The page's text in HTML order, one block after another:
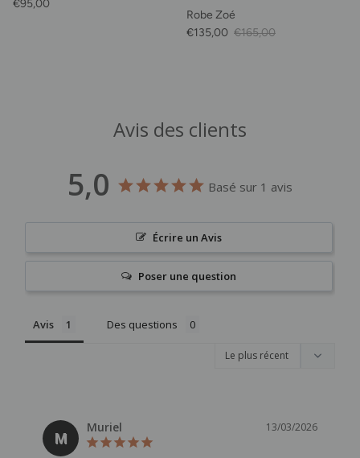
Prix habituel
€95,00
Robe Zoé
Prix soldé
€135,00 Prix habituel
€165,00
Avis des clients
5,0 Basé sur 1 avis
Écrire un Avis
Poser une question
Avis Des questions
M
13/03/2026
Muriel